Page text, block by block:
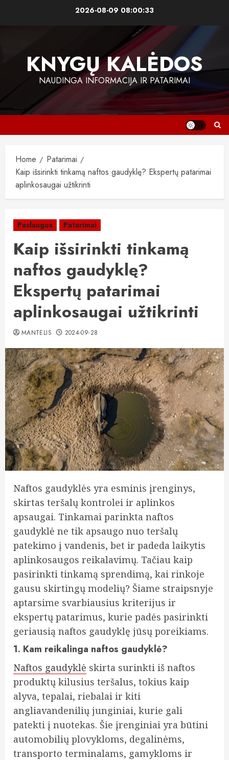
2026-08-09 08:00:33
KNYGŲ KALĖDOS
NAUDINGA INFORMACIJA IR PATARIMAI
Home
Patarimai
Kaip išsirinkti tinkamą naftos gaudyklę? Ekspertų patarimai
aplinkosaugai užtikrinti
Paslaugos Patarimai
Kaip išsirinkti tinkamą
naftos gaudyklę?
Ekspertų patarimai
aplinkosaugai užtikrinti
MANTELIS 2024-09-28
Naftos gaudyklės yra esminis įrenginys,
skirtas teršalų kontrolei ir aplinkos
apsaugai. Tinkamai parinkta naftos
gaudyklė ne tik apsaugo nuo teršalų
patekimo į vandenis, bet ir padeda laikytis
aplinkosaugos reikalavimų. Tačiau kaip
pasirinkti tinkamą sprendimą, kai rinkoje
gausu skirtingų modelių? Šiame straipsnyje
aptarsime svarbiausius kriterijus ir
ekspertų patarimus, kurie padės pasirinkti
geriausią naftos gaudyklę jūsų poreikiams.
1. Kam reikalinga naftos gaudyklė?
Naftos gaudyklė skirta surinkti iš naftos
produktų kilusius teršalus, tokius kaip
alyva, tepalai, riebalai ir kiti
angliavandenilių junginiai, kurie gali
patekti į nuotekas. Šie įrenginiai yra būtini
automobilių plovykloms, degalinėms,
transporto terminalams, gamykloms ir